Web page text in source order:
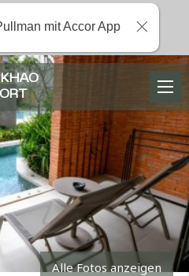
Alle Fotos anzeigen
mit Accor App